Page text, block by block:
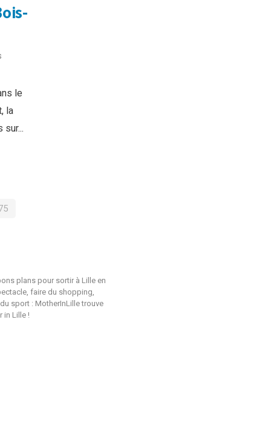
le
la
plans pour sortir à Lille en
faire du shopping,
sport : MotherInLille trouve
in Lille !